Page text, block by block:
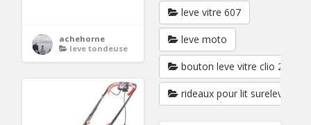
achehorne
leve tondeuse
leve vitre 607
leve moto
bouton leve vitre clio 2
rideaux pour lit sureleve